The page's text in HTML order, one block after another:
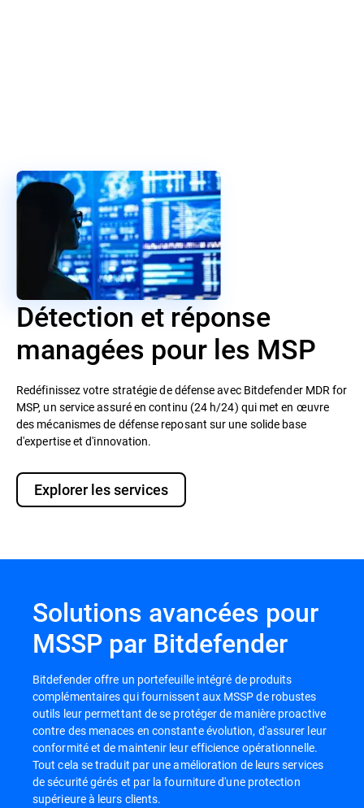
Détection et réponse
managées pour les MSP
Redéfinissez votre stratégie de défense avec Bitdefender MDR for
MSP, un service assuré en continu (24 h/24) qui met en œuvre
des mécanismes de défense reposant sur une solide base
d'expertise et d'innovation.
Explorer les services
Solutions avancées pour
MSSP par Bitdefender
Bitdefender offre un portefeuille intégré de produits
complémentaires qui fournissent aux MSSP de robustes
outils leur permettant de se protéger de manière proactive
contre des menaces en constante évolution, d'assurer leur
conformité et de maintenir leur efficience opérationnelle.
Tout cela se traduit par une amélioration de leurs services
de sécurité gérés et par la fourniture d'une protection
supérieure à leurs clients.